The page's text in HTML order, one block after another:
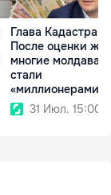
Глава Кадастра:
После оценки
многие
стали
«миллионерами»
бумаге31 Июл. 15:00